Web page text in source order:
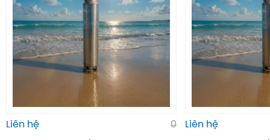
Liên hệ 0 Liên hệ